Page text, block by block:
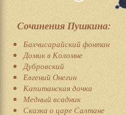
Сочинения Пушкина:
Бахчисарайский фонтан
Домик в Коломне
Дубровский
Евгений Онегин
Капитанская дочка
Медный всадник
Сказка о царе Салтане